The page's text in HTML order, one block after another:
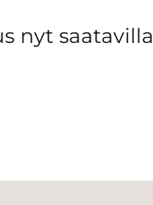
nyt saatavilla